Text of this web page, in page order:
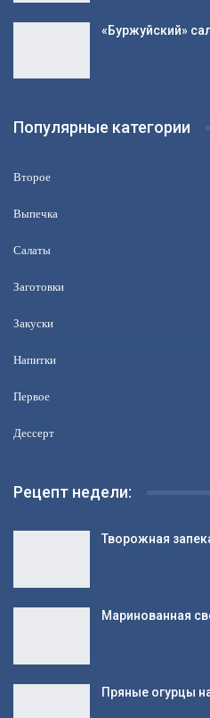
«Буржуйский»
Популярные категории
Второе
Выпечка
Салаты
Заготовки
Закуски
Напитки
Первое
Дессерт
Рецепт недели:
Творожная
Маринованная
Пряные огурцы